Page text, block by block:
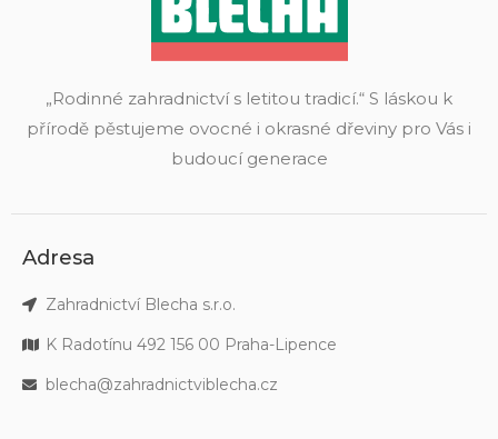
„Rodinné zahradnictví s letitou tradicí.“ S láskou k
přírodě pěstujeme ovocné i okrasné dřeviny pro Vás i
budoucí generace
Adresa
Zahradnictví Blecha s.r.o.
K Radotínu 492 156 00 Praha-Lipence
blecha@zahradnictviblecha.cz